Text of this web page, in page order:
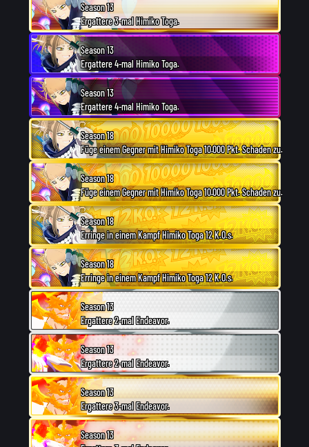
Season 13
Ergattere 3-mal Himiko Toga.
Season 13
Ergattere 4-mal Himiko Toga.
Season 13
Ergattere 4-mal Himiko Toga.
Season 18
Füge einem Gegner mit Himiko Toga 10.000 Pkt. Schaden zu.
Season 18
Füge einem Gegner mit Himiko Toga 10.000 Pkt. Schaden zu.
Season 18
Erringe in einem Kampf Himiko Toga 12 K.O.s.
Season 18
Erringe in einem Kampf Himiko Toga 12 K.O.s.
Season 13
Ergattere 2-mal Endeavor.
Season 13
Ergattere 2-mal Endeavor.
Season 13
Ergattere 3-mal Endeavor.
Season 13